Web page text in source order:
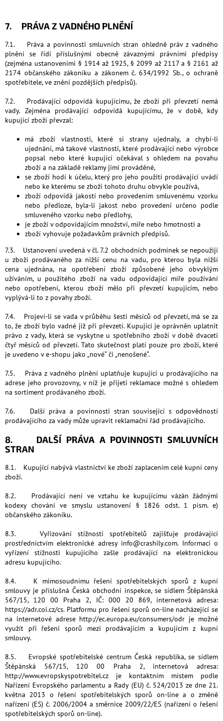
7. PRÁVA Z VADNÉHO PLNĚNÍ
7.1. Práva a povinnosti smluvních stran ohledně práv z vadného
plnění se řídí příslušnými obecně závaznými právními předpisy
(zejména ustanoveními § 1914 až 1925, § 2099 až 2117 a § 2161 až
2174 občanského zákoníku a zákonem č. 634/1992 Sb., o ochraně
spotřebitele, ve znění pozdějších předpisů).
7.2. Prodávající odpovídá kupujícímu, že zboží při převzetí nemá
vady. Zejména prodávající odpovídá kupujícímu, že v době, kdy
kupující zboží převzal:
má zboží vlastnosti, které si strany ujednaly, a chybí-li
ujednání, má takové vlastnosti, které prodávající nebo výrobce
popsal nebo které kupující očekával s ohledem na povahu
zboží a na základě reklamy jimi prováděné,
se zboží hodí k účelu, který pro jeho použití prodávající uvádí
nebo ke kterému se zboží tohoto druhu obvykle používá,
zboží odpovídá jakostí nebo provedením smluvenému vzorku
nebo předloze, byla-li jakost nebo provedení určeno podle
smluveného vzorku nebo předlohy,
je zboží v odpovídajícím množství, míře nebo hmotnosti a
zboží vyhovuje požadavkům právních předpisů.
7.3. Ustanovení uvedená v čl. 7.2 obchodních podmínek se nepoužijí
u zboží prodávaného za nižší cenu na vadu, pro kterou byla nižší
cena ujednána, na opotřebení zboží způsobené jeho obvyklým
užíváním, u použitého zboží na vadu odpovídající míře používání
nebo opotřebení, kterou zboží mělo při převzetí kupujícím, nebo
vyplývá-li to z povahy zboží.
7.4. Projeví-li se vada v průběhu šesti měsíců od převzetí, má se za
to, že zboží bylo vadné již při převzetí. Kupující je oprávněn uplatnit
právo z vady, která se vyskytne u spotřebního zboží v době dvaceti
čtyř měsíců od převzetí. Tato skutečnost platí pouze pro zboží, které
je uvedeno v e-shopu jako „nové“ či „nenošené“.
7.5. Práva z vadného plnění uplatňuje kupující u prodávajícího na
adrese jeho provozovny, v níž je přijetí reklamace možné s ohledem
na sortiment prodávaného zboží.
7.6. Další práva a povinnosti stran související s odpovědností
prodávajícího za vady může upravit reklamační řád prodávajícího.
8. DALŠÍ PRÁVA A POVINNOSTI SMLUVNÍCH
STRAN
8.1. Kupující nabývá vlastnictví ke zboží zaplacením celé kupní ceny
zboží.
8.2. Prodávající není ve vztahu ke kupujícímu vázán žádnými
kodexy chování ve smyslu ustanovení § 1826 odst. 1 písm. e)
občanského zákoníku.
8.3. Vyřizování stížností spotřebitelů zajišťuje prodávající
prostřednictvím elektronické adresy info@crashily.com. Informaci o
vyřízení stížnosti kupujícího zašle prodávající na elektronickou
adresu kupujícího.
8.4. K mimosoudnímu řešení spotřebitelských sporů z kupní
smlouvy je příslušná Česká obchodní inspekce, se sídlem Štěpánská
567/15, 120 00 Praha 2, IČ: 000 20 869, internetová adresa:
https://adr.coi.cz/cs. Platformu pro řešení sporů on-line nacházející se
na internetové adrese http://ec.europa.eu/consumers/odr je možné
využít při řešení sporů mezi prodávajícím a kupujícím z kupní
smlouvy.
8.5. Evropské spotřebitelské centrum Česká republika, se sídlem
Štěpánská 567/15, 120 00 Praha 2, internetová adresa:
http://www.evropskyspotrebitel.cz je kontaktním místem podle
Nařízení Evropského parlamentu a Rady (EU) č. 524/2013 ze dne 21.
května 2013 o řešení spotřebitelských sporů on-line a o změně
nařízení (ES) č. 2006/2004 a směrnice 2009/22/ES (nařízení o řešení
spotřebitelských sporů on-line).